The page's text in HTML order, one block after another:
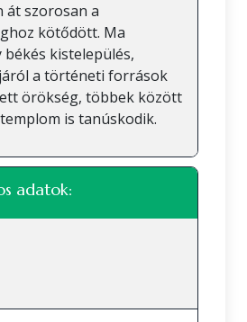
át szorosan a
kötődött. Ma
békés kistelepülés,
a történeti források
örökség, többek között
is tanúskodik.
adatok: